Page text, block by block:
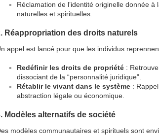
Réclamation de l’identité originelle donnée
naturelles et spirituelles.
Réappropriation des droits naturels
appel est lancé pour que les individus
Redéfinir les droits de propriété :
dissociant de la “personnalité juridique”.
Rétablir le vivant dans le système :
abstraction légale ou économique.
Modèles alternatifs de société
modèles communautaires et spirituels sont